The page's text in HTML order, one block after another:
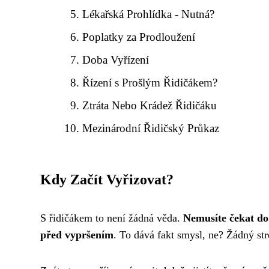
Lékařská Prohlídka - Nutná?
Poplatky za Prodloužení
Doba Vyřízení
Řízení s Prošlým Řidičákem?
Ztráta Nebo Krádež Řidičáku
Mezinárodní Řidičský Průkaz
Kdy Začít Vyřizovat?
S řidičákem to není žádná věda. Nemusíte čekat
před vypršením. To dává fakt smysl, ne? Žádný